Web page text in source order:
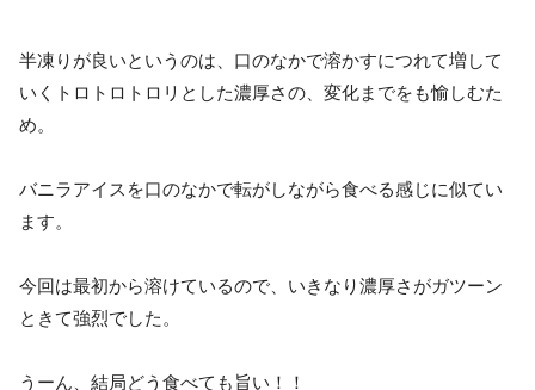
半凍りが良いというのは、口のなかで溶かすにつれて増して
いくトロトロトロリとした濃厚さの、変化までをも愉しむた
め。
バニラアイスを口のなかで転がしながら食べる感じに似てい
ます。
今回は最初から溶けているので、いきなり濃厚さがガツーン
ときて強烈でした。
うーん、結局どう食べても旨い！！